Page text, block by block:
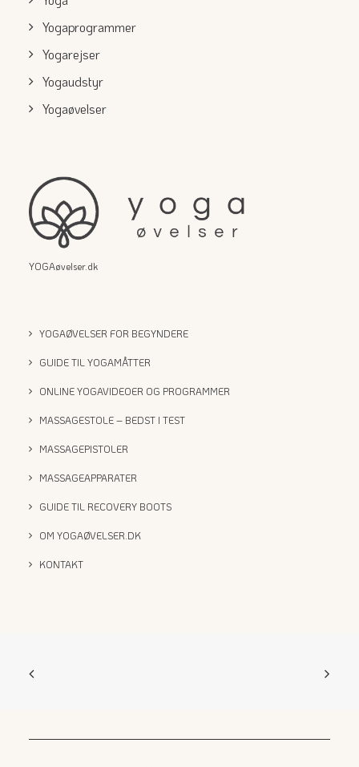
Yogaprogrammer
Yogarejser
Yogaudstyr
Yogaøvelser
YOGAøvelser.dk
YOGAØVELSER FOR BEGYNDERE
GUIDE TIL YOGAMÅTTER
ONLINE YOGAVIDEOER OG PROGRAMMER
MASSAGESTOLE – BEDST I TEST
MASSAGEPISTOLER
MASSAGEAPPARATER
GUIDE TIL RECOVERY BOOTS
OM YOGAØVELSER.DK
KONTAKT